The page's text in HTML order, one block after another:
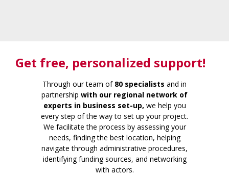
Get free, personalized support!
Through our team of 80 specialists and in
partnership with our regional network of
experts in business set-up, we help you
every step of the way to set up your project.
We facilitate the process by assessing your
needs, finding the best location, helping
navigate through administrative procedures,
identifying funding sources, and networking
with actors.